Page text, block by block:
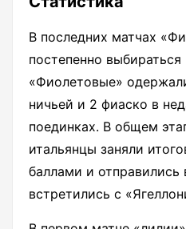
В последних матчах
постепенно выбираться
«Фиолетовые»
ничьей и 2 фиаско в
поединках. В общем
итальянцы заняли
баллами и отправились
встретились с